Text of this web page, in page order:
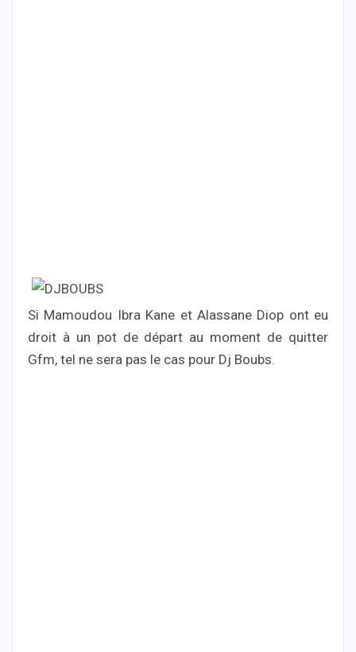
Si Mamoudou Ibra Kane et Alassane Diop ont eu
droit à un pot de départ au moment de quitter
Gfm, tel ne sera pas le cas pour Dj Boubs.